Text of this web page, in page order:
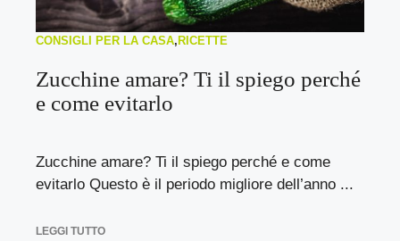
CONSIGLI PER LA CASA, RICETTE
Zucchine amare? Ti il spiego perché
e come evitarlo
Zucchine amare? Ti il spiego perché e come
evitarlo Questo è il periodo migliore dell’anno ...
LEGGI TUTTO